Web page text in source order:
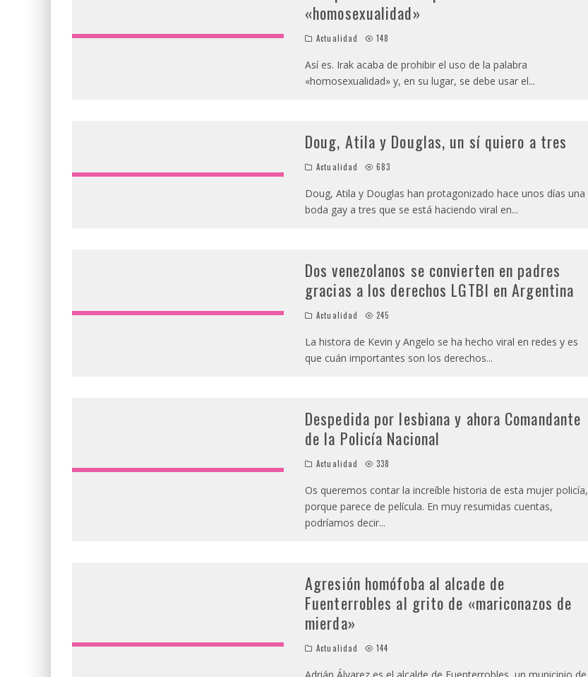
«homosexualidad»
Actualidad 148
Así es. Irak acaba de prohibir el uso de la palabra
«homosexualidad» y, en su lugar, se debe usar el...
Doug, Atila y Douglas, un sí quiero a tres
Actualidad 683
Doug, Atila y Douglas han protagonizado hace unos días una
boda gay a tres que se está haciendo viral en...
Dos venezolanos se convierten en padres
gracias a los derechos LGTBI en Argentina
Actualidad 245
La histora de Kevin y Angelo se ha hecho viral en redes y es
que cuán importantes son los derechos...
Despedida por lesbiana y ahora Comandante
de la Policía Nacional
Actualidad 338
Os queremos contar la increíble historia de esta mujer policía,
porque parece de película. En muy resumidas cuentas,
podríamos decir...
Agresión homófoba al alcade de
Fuenterrobles al grito de «mariconazos de
mierda»
Actualidad 144